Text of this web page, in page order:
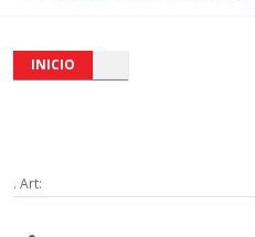
INICIO
. Art: